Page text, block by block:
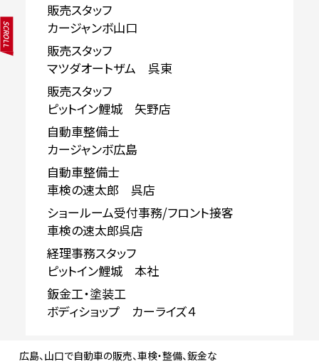
SCROLL
販売スタッフ
カージャンボ山口
販売スタッフ
マツダオートザム 呉東
販売スタッフ
ピットイン鯉城 矢野店
自動車整備士
カージャンボ広島
自動車整備士
車検の速太郎 呉店
ショールーム受付事務/フロント接客
車検の速太郎呉店
経理事務スタッフ
ピットイン鯉城 本社
鈑金工・塗装工
ボディショップ カーライズ４
広島、山口で自動車の販売、車検・整備、鈑金な